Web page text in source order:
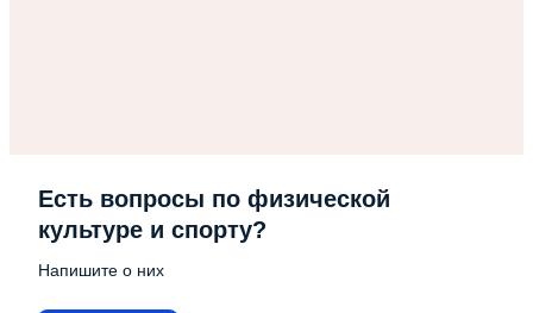
Есть вопросы по физической
культуре и спорту?
Напишите о них